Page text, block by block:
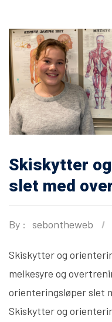
Skiskytter
slet med
By : sebontheweb
Skiskytter og
melkesyre og
orienteringsløper slet
Skiskytter og